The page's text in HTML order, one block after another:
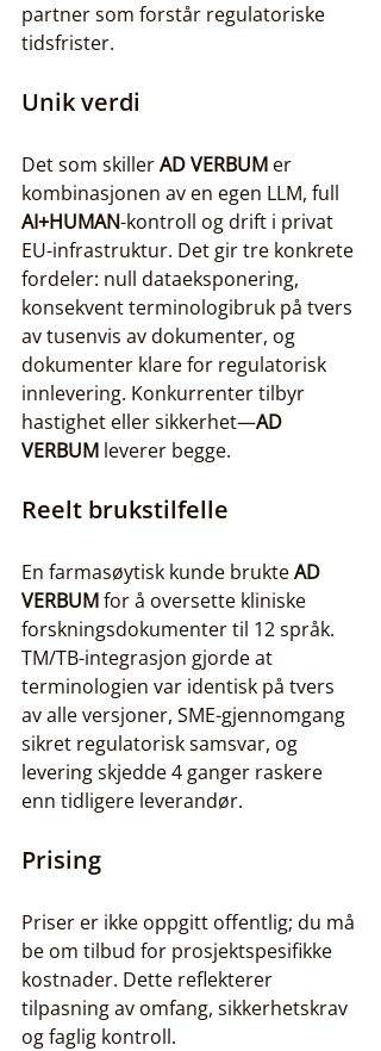
partner som forstår regulatoriske
tidsfrister.
Unik verdi
Det som skiller AD VERBUM er
kombinasjonen av en egen LLM, full
AI+HUMAN-kontroll og drift i privat
EU-infrastruktur. Det gir tre konkrete
fordeler: null dataeksponering,
konsekvent terminologibruk på tvers
av tusenvis av dokumenter, og
dokumenter klare for regulatorisk
innlevering. Konkurrenter tilbyr
hastighet eller sikkerhet—AD
VERBUM leverer begge.
Reelt brukstilfelle
En farmasøytisk kunde brukte AD
VERBUM for å oversette kliniske
forskningsdokumenter til 12 språk.
TM/TB-integrasjon gjorde at
terminologien var identisk på tvers
av alle versjoner, SME-gjennomgang
sikret regulatorisk samsvar, og
levering skjedde 4 ganger raskere
enn tidligere leverandør.
Prising
Priser er ikke oppgitt offentlig; du må
be om tilbud for prosjektspesifikke
kostnader. Dette reflekterer
tilpasning av omfang, sikkerhetskrav
og faglig kontroll.